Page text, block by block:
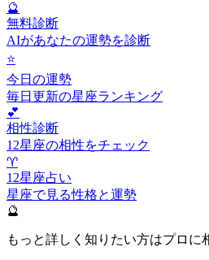
🔮
無料診断
AIがあなたの運勢を診断
⭐
今日の運勢
毎日更新の星座ランキング
💕
相性診断
12星座の相性をチェック
♈
12星座占い
星座で見る性格と運勢
🔮
もっと詳しく知りたい方はプロに